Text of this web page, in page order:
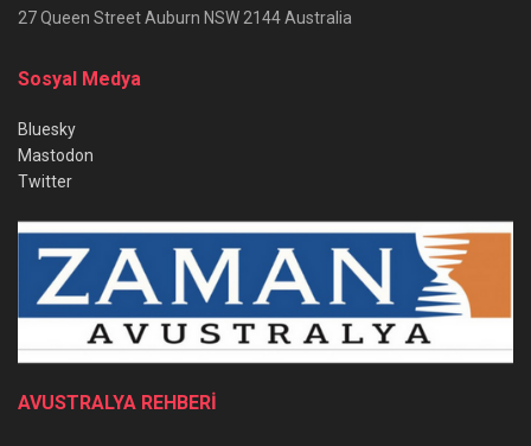
27 Queen Street Auburn NSW 2144 Australia
Sosyal Medya
Bluesky
Mastodon
Twitter
AVUSTRALYA REHBERİ